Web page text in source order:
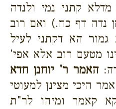
קתני נמי ולנדה
נדה דף כח.) ואם רוב
גמור הא דקתני לעיל
מטעם רוב אלא אפי'
האמר ר' יוחנן חדא
היכי מצינן למעוטי
קאמר ומיהו לר"ת